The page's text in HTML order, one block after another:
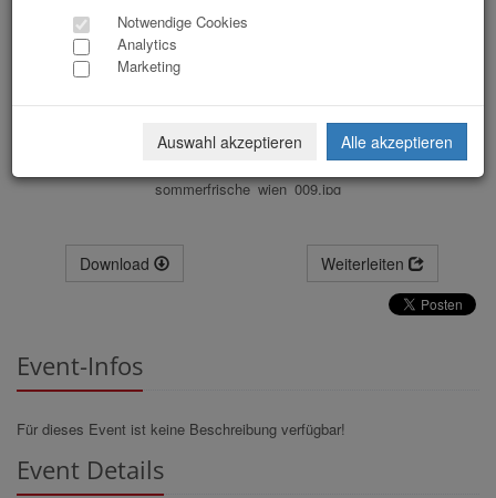
sommerfrische_wien_009.jpg
Download Weiterleiten
Event-Infos
Für dieses Event ist keine Beschreibung verfügbar!
Event Details
Notwendige Cookies
Analytics
Marketing
Auswahl akzeptieren Alle akzeptieren